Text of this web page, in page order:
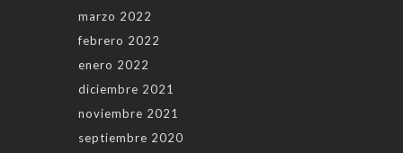
marzo 2022
febrero 2022
enero 2022
diciembre 2021
noviembre 2021
septiembre 2020